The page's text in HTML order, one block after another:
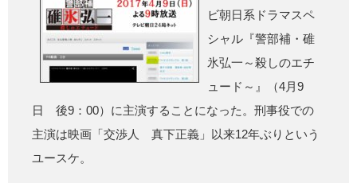
ビ朝日系ドラマスペ
シャル『警部補・碓
氷弘一～殺しのエチ
ュード～』（4月9
日 後9：00）に主演することになった。刑事役での
主演は映画「交渉人 真下正義」以来12年ぶりという
ユースケ。